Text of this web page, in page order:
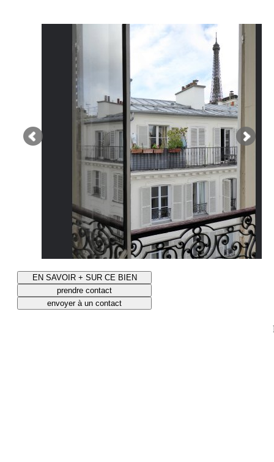
EN SAVOIR + SUR CE BIEN
prendre contact
envoyer à un contact